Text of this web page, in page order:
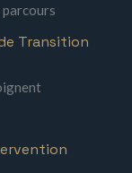
Transition